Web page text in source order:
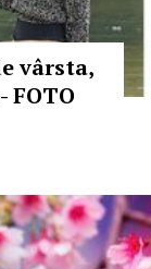
vârsta,
FOTO